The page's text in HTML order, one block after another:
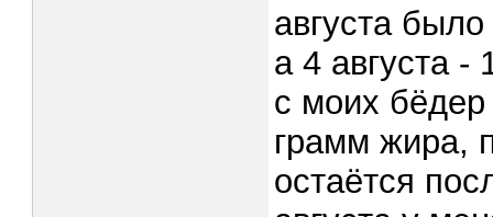
августа
а 4 августа -
с моих бёдер
грамм жира,
остаётся